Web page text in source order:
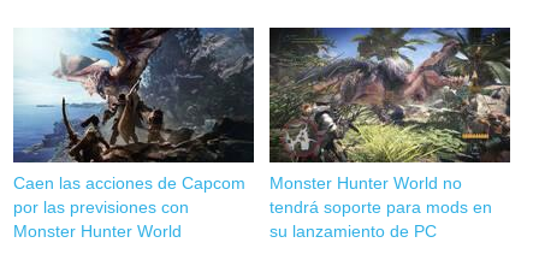
Caen las acciones de Capcom
por las previsiones con
Monster Hunter World
Monster Hunter World no
tendrá soporte para mods en
su lanzamiento de PC